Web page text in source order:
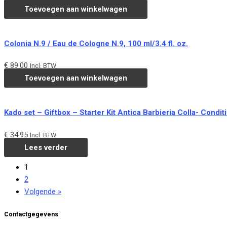
Toevoegen aan winkelwagen
Colonia N.9 / Eau de Cologne N.9, 100 ml/3.4 fl. oz.
€ 89.00 Incl. BTW
Toevoegen aan winkelwagen
Kado set – Giftbox – Starter Kit Antica Barbieria Colla-
€ 34.95 Incl. BTW
Lees verder
1
2
Volgende »
Contactgegevens